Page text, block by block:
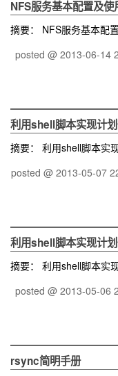
NFS服务基本配置及使
摘要： NFS服务基本配
posted @ 2013-06-14
利用shell脚本实现计
摘要： 利用shell脚本实
posted @ 2013-05-07
利用shell脚本实现计
摘要： 利用shell脚本实
posted @ 2013-05-06
rsync简明手册